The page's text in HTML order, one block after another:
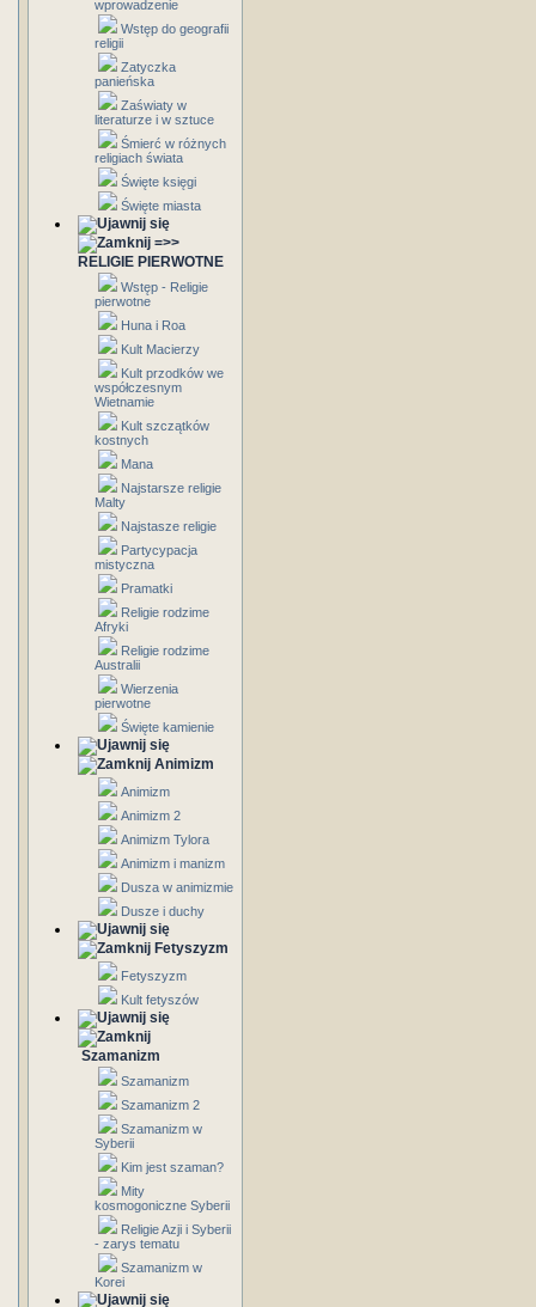
wprowadzenie
Wstęp do geografii
religii
Zatyczka
panieńska
Zaświaty w
literaturze i w sztuce
Śmierć w różnych
religiach świata
Święte księgi
Święte miasta
=>>
RELIGIE PIERWOTNE
Wstęp - Religie
pierwotne
Huna i Roa
Kult Macierzy
Kult przodków we
współczesnym
Wietnamie
Kult szczątków
kostnych
Mana
Najstarsze religie
Malty
Najstasze religie
Partycypacja
mistyczna
Pramatki
Religie rodzime
Afryki
Religie rodzime
Australii
Wierzenia
pierwotne
Święte kamienie
Animizm
Animizm
Animizm 2
Animizm Tylora
Animizm i manizm
Dusza w animizmie
Dusze i duchy
Fetyszyzm
Fetyszyzm
Kult fetyszów
Szamanizm
Szamanizm
Szamanizm 2
Szamanizm w
Syberii
Kim jest szaman?
Mity
kosmogoniczne Syberii
Religie Azji i Syberii
- zarys tematu
Szamanizm w
Korei